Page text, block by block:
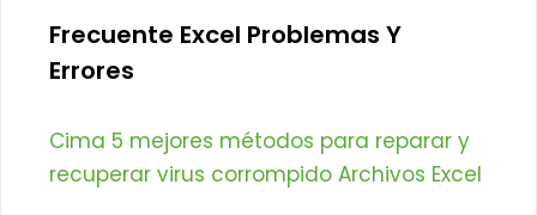
Frecuente Excel Problemas Y
Errores
Cima 5 mejores métodos para reparar y
recuperar virus corrompido Archivos Excel